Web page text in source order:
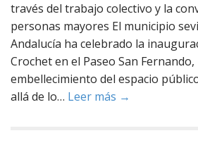
través del trabajo colectivo y la
personas mayores El municipio
Andalucía ha celebrado la
Crochet en el Paseo San
embellecimiento del espacio
allá de lo… Leer más →